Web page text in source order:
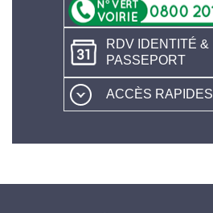
RDV IDENTITÉ &
PASSEPORT
ACCÈS RAPIDES